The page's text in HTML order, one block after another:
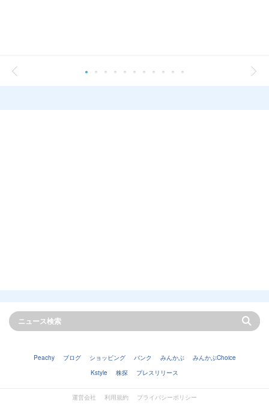
Peachy ブログ ショッピング バンク みんかぶ
みんかぶChoice
Kstyle
株探 プレスリリース
運営会社 利用規約 プライバシーポリシー